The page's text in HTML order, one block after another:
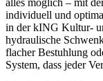
alles möglich – mit
individuell und
in der kING Kultur-
hydraulische
flacher Bestuhlung
System, dass jeder